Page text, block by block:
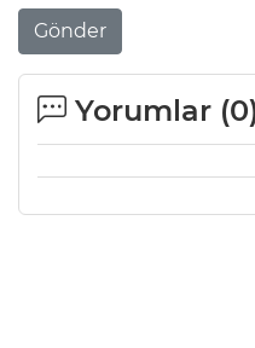
Gönder
Yorumlar (0